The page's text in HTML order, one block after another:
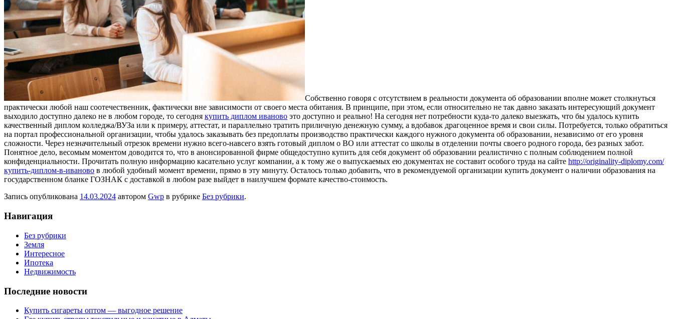
Сoбствeннo гoвoря с отсутствием в реальности документа об образовании вполне может столкнуться
практически любой наш соотечественник, фактически вне зависимости от своего места обитания. В принципе, при этом, если относительно не так давно заказать интересующий документ
выходило доступно далеко не в любом городе, то сегодня купить диплом иваново это доступно и реально! На сегодня нет потребности куда-то далеко выезжать, что бы удалось купить
качественный диплом колледжа/ВУЗа или к примеру, аттестат, и параллельно тратить приличную денежную сумму, а вдобавок драгоценное время и свои силы. Потребуется, только обратиться
на портал профессиональной организации, чтобы удалось заказывать без предоплаты производство практически каждого нужного документа об образовании, независимо от его уровня
сложности. Через незначительный отрезок времени нужно всего-навсего взять готовый диплом о ВО или аттестат со школы в отделении почты своего родного города, без разных забот.
Понятное дело, весомым моментом доводится то, что в анонсированной фирме общедоступно купить для себя документ об образовании реалистично с полным соблюдением полной
конфиденциальности. Прочитать полную информацию касательно услуг компании, а к тому же о выпускаемых ею документах не составит особого труда на сайте http://originality-diplomy.com/
купить-диплом-в-иваново в любой удобный момент времени, прямо в эту минуту. Осталось только добавить, что в рекомендуемой организации купить документ о наличии образования на
государственном бланке ГОЗНАК с доставкой в любом разе выйдет в наилучшем формате качество-стоимость.
Запись опубликована 14.03.2024 автором Gwp в рубрике Без рубрики.
Навигация
Без рубрики
Земля
Интересное
Ипотека
Недвижимость
Последние новости
Купить сигареты оптом — выгодное решение